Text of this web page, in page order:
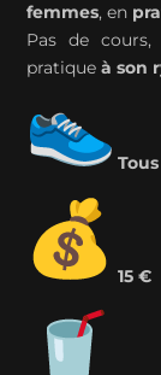
femmes, en
Pas de
pratique à son
15 €